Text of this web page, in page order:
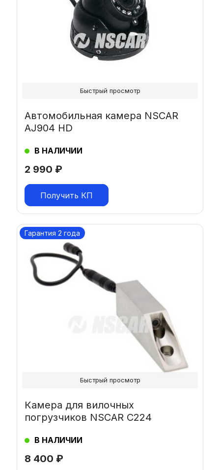
2 990 ₽
Автомобильная камера NSCAR
AJ904 HD
В НАЛИЧИИ
Получить КП
Быстрый просмотр
Гарантия 2 года
8 400 ₽
Камера для вилочных
погрузчиков NSCAR С224
В НАЛИЧИИ
Быстрый просмотр